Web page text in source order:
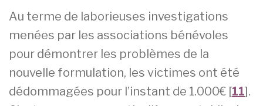
Au terme de laborieuses investigations
menées par les associations bénévoles
pour démontrer les problèmes de la
nouvelle formulation, les victimes ont été
dédommagées pour l’instant de 1.000€ [11].